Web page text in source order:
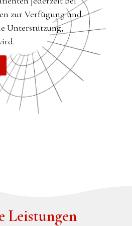
zur Verfügung und
Unterstützung,
Leistungen